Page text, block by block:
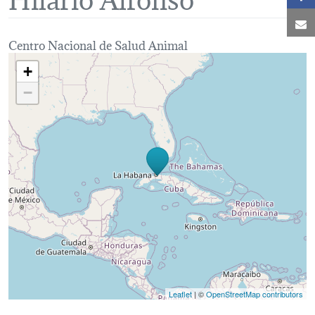
Centro Nacional de Salud Animal
Loading map...
+
−
Leaflet| ©OpenStreetMap contributors